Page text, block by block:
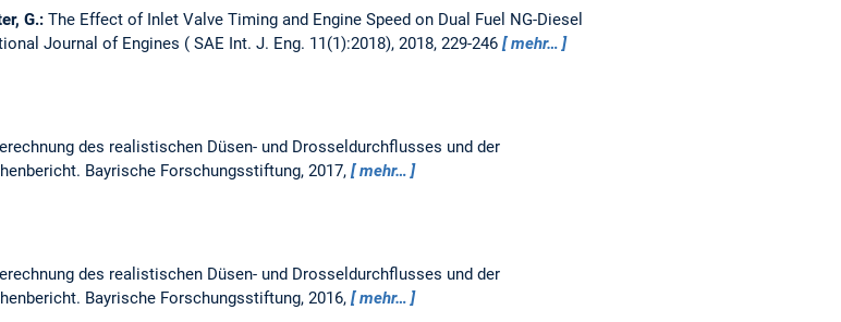
G.: The Effect of Inlet Valve Timing and Engine Speed on Dual Fuel NG-Diesel
Journal of Engines ( SAE Int. J. Eng. 11(1):2018), 2018, 229-246 mehr…
des realistischen Düsen- und Drosseldurchflusses und der
Bayrische Forschungsstiftung, 2017, mehr…
des realistischen Düsen- und Drosseldurchflusses und der
Bayrische Forschungsstiftung, 2016, mehr…